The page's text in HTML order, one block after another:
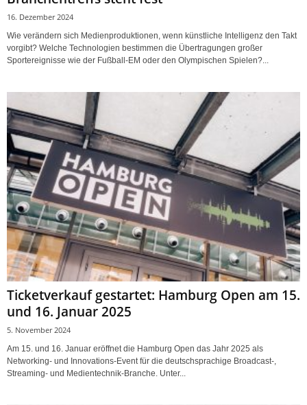
16. Dezember 2024
Wie verändern sich Medienproduktionen, wenn künstliche Intelligenz den Takt
vorgibt? Welche Technologien bestimmen die Übertragungen großer
Sportereignisse wie der Fußball-EM oder den Olympischen Spielen?...
Ticketverkauf gestartet: Hamburg Open am 15.
und 16. Januar 2025
5. November 2024
Am 15. und 16. Januar eröffnet die Hamburg Open das Jahr 2025 als
Networking- und Innovations-Event für die deutschsprachige Broadcast-,
Streaming- und Medientechnik-Branche. Unter...